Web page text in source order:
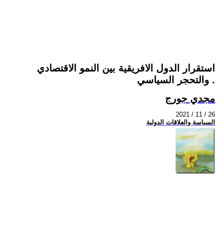
استقرار الدول الافريقية بين النمو الاقتصادي
والتحجر السياسي .
مجدي جورج
2021 / 11 / 26
السياسة والعلاقات الدولية